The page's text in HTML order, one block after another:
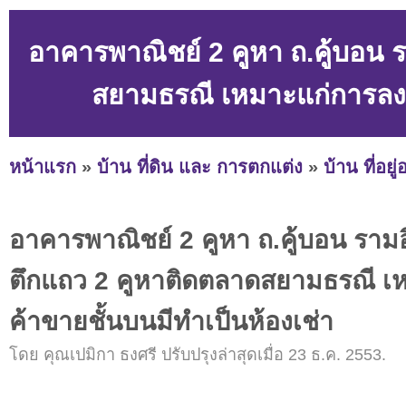
อาคารพาณิชย์ 2 คูหา ถ.คู้บอน
สยามธรณี เหมาะแก่การ
หน้าแรก » บ้าน ที่ดิน และ การตกแต่ง » บ้าน ที่อยู่
อาคารพาณิชย์ 2 คูหา ถ.คู้บอน ราม
ตึกแถว 2 คูหาติดตลาดสยามธรณี เ
ค้าขายชั้นบนมีทำเป็นห้องเช่า
โดย คุณเปมิกา ธงศรี ปรับปรุงล่าสุดเมื่อ 23 ธ.ค. 2553.